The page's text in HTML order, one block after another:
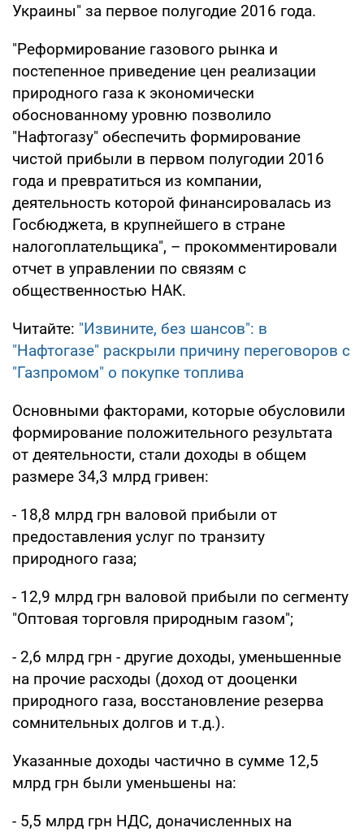
Украины" за первое полугодие 2016 года.
"Реформирование газового рынка и
постепенное приведение цен реализации
природного газа к экономически
обоснованному уровню позволило
"Нафтогазу" обеспечить формирование
чистой прибыли в первом полугодии 2016
года и превратиться из компании,
деятельность которой финансировалась из
Госбюджета, в крупнейшего в стране
налогоплательщика", – прокомментировали
отчет в управлении по связям с
общественностью НАК.
Читайте: "Извините, без шансов": в
"Нафтогазе" раскрыли причину переговоров с
"Газпромом" о покупке топлива
Основными факторами, которые обусловили
формирование положительного результата
от деятельности, стали доходы в общем
размере 34,3 млрд гривен:
- 18,8 млрд грн валовой прибыли от
предоставления услуг по транзиту
природного газа;
- 12,9 млрд грн валовой прибыли по сегменту
"Оптовая торговля природным газом";
- 2,6 млрд грн - другие доходы, уменьшенные
на прочие расходы (доход от дооценки
природного газа, восстановление резерва
сомнительных долгов и т.д.).
Указанные доходы частично в сумме 12,5
млрд грн были уменьшены на:
- 5,5 млрд грн НДС, доначисленных на